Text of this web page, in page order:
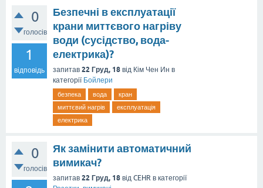
0
голосів
1
відповідь
Безпечні в експлуатації
крани миттєвого нагріву
води (сусідство, вода-
електрика)?
запитав 22 Груд, 18 від Кім Чен Ин в
категорії Бойлери
безпека вода
кран
миттєвий нагрів
експлуатація
електрика
0
голосів
Як замінити автоматичний
вимикач?
запитав 22 Груд, 18 від CEHR в категорії